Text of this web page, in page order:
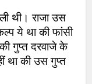
थी। राजा उस
ये था की फांसी
गुप्त दरवाजे के
था की उस गुप्त